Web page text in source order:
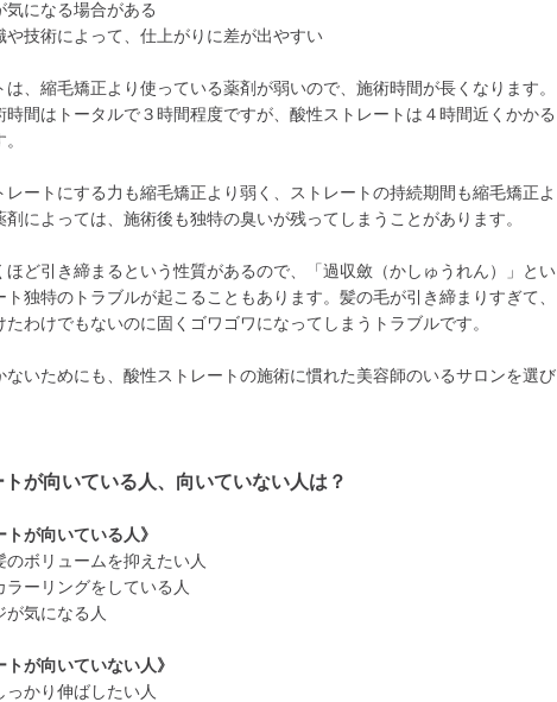
気になる場合がある
や技術によって、仕上がりに差が出やすい
は、縮毛矯正より使っている薬剤が弱いので、施術時間が長くなります。
時間はトータルで３時間程度ですが、酸性ストレートは４時間近くかかる
レートにする力も縮毛矯正より弱く、ストレートの持続期間も縮毛矯正よ
剤によっては、施術後も独特の臭いが残ってしまうことがあります。
ほど引き締まるという性質があるので、「過収斂（かしゅうれん）」とい
ト独特のトラブルが起こることもあります。髪の毛が引き締まりすぎて、
たわけでもないのに固くゴワゴワになってしまうトラブルです。
ないためにも、酸性ストレートの施術に慣れた美容師のいるサロンを選び
が向いている人、向いていない人は？
トが向いている人》
のボリュームを抑えたい人
ラーリングをしている人
が気になる人
トが向いていない人》
っかり伸ばしたい人